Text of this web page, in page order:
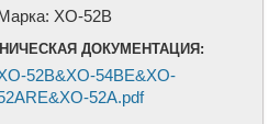
XO-52B
ДОКУМЕНТАЦИЯ:
52B&XO-54BE&XO-
52A.pdf